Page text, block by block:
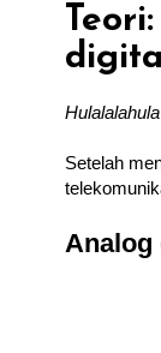
Setelah
Analog